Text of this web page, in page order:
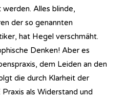
Alles blinde,
der so genannten
hat Hegel verschmäht.
Denken! Aber es
dem Leiden an den
die durch Klarheit der
als Widerstand und